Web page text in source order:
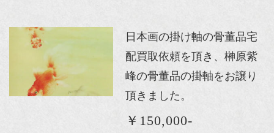
日本画の掛け軸の骨董品宅
配買取依頼を頂き、榊原紫
峰の骨董品の掛軸をお譲り
頂きました。
￥150,000-